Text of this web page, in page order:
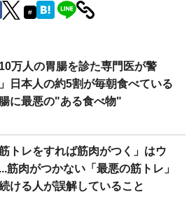
#
10万人の胃腸を診た専門医が警
日本人の約5割が毎朝食べている
に最悪の"ある食べ物"
筋トレをすれば筋肉がつく」はウ
筋肉がつかない「最悪の筋トレ」
ける人が誤解していること